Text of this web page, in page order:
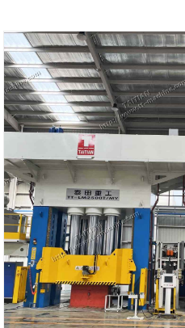
किमान ऑर्डर: 1 सेट
लीड वेळ: 3-4 महिने